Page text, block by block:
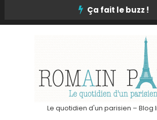
Ça fait le buzz !
Le quotidien d'un parisien – Blog